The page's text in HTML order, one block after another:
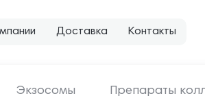
Доставка Контакты
Экзосомы Препараты